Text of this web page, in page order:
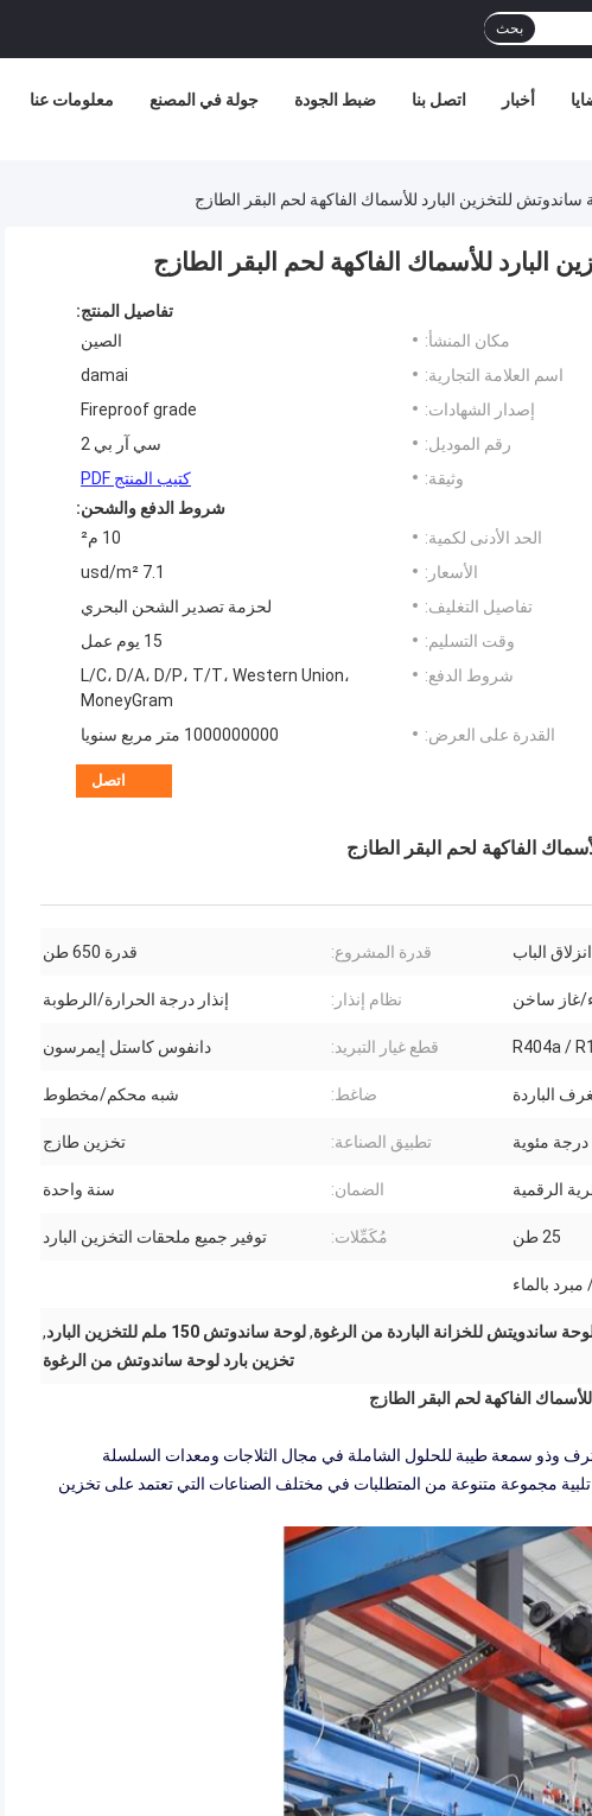
بحث
معلومات عنا جولة في المصنع ضبط الجودة اتصل بنا أخبار
تفاصيل المنتج:
مكان المنشأ:
الصين
اسم العلامة التجارية:
damai
إصدار الشهادات:
Fireproof grade
رقم الموديل:
سي آر بي 2
وثيقة:
كتيب المنتج PDF
شروط الدفع والشحن:
الحد الأدنى لكمية:
10 م²
الأسعار:
7.1 usd/m²
تفاصيل التغليف:
لحزمة تصدير الشحن البحري
وقت التسليم:
15 يوم عمل
شروط الدفع:
L/C، D/A، D/P، T/T، Western Union،
MoneyGram
القدرة على العرض:
1000000000 متر مربع سنويا
اتصل
الباب قدرة المشروع: قدرة 650 طن
غاز ساخن نظام إنذار: إنذار درجة الحرارة/الرطوبة
R404a / قطع غيار التبريد: دانفوس كاستل إيمرسون
الباردة ضاغط: شبه محكم/مخطوط
تطبيق الصناعة: تخزين طازج
الرقمية الضمان: سنة واحدة
25 طن مُكَمِّلات: توفير جميع ملحقات التخزين البارد
مبرد بالماء
ساندويتش للخزانة الباردة من الرغوة,لوحة ساندوتش 150 ملم للتخزين البارد
,
تخزين بارد لوحة ساندوتش من الرغوة
وذو سمعة طيبة للحلول الشاملة في مجال الثلاجات ومعدات السلسلة
تلبية مجموعة متنوعة من المتطلبات في مختلف الصناعات التي تعتمد على تخزين